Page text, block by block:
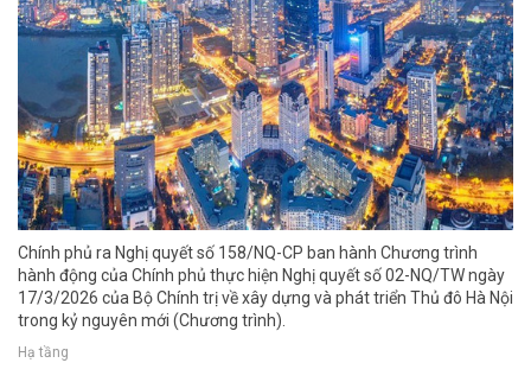
Chính phủ ra Nghị quyết số 158/NQ-CP ban hành Chương trình
hành động của Chính phủ thực hiện Nghị quyết số 02-NQ/TW ngày
17/3/2026 của Bộ Chính trị về xây dựng và phát triển Thủ đô Hà Nội
trong kỷ nguyên mới (Chương trình).
Hạ tầng